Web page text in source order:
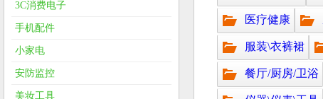
医疗健康
服装\衣裤裙
餐厅/厨房/卫浴
3C消费电子
手机配件
小家电
安防监控
美妆工具